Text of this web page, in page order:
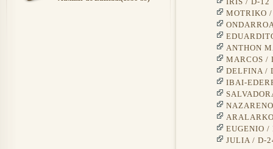
MOTRIKO
ANTHON
MARCOS /
DELFINA /
IBAI-
EUGENIO /
JULIA / D-